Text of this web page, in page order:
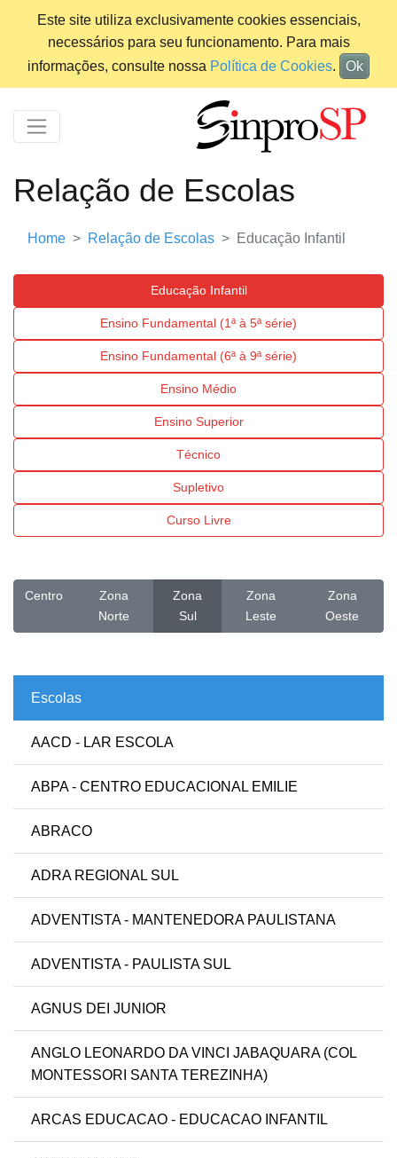
Este site utiliza exclusivamente cookies essenciais,
necessários para seu funcionamento. Para mais
informações, consulte nossa Política de Cookies. Ok
Relação de Escolas
Home Relação de Escolas Educação Infantil
Educação Infantil
Ensino Fundamental (1ª à 5ª série)
Ensino Fundamental (6ª à 9ª série)
Ensino Médio
Ensino Superior
Técnico
Supletivo
Curso Livre
Centro
Zona
Norte
Zona
Sul
Zona
Leste
Zona
Oeste
Escolas
AACD - LAR ESCOLA
ABPA - CENTRO EDUCACIONAL EMILIE
ABRACO
ADRA REGIONAL SUL
ADVENTISTA - MANTENEDORA PAULISTANA
ADVENTISTA - PAULISTA SUL
AGNUS DEI JUNIOR
ANGLO LEONARDO DA VINCI JABAQUARA (COL
MONTESSORI SANTA TEREZINHA)
ARCAS EDUCACAO - EDUCACAO INFANTIL